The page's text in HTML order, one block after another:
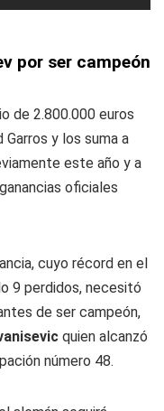
por ser campeón
de 2.800.000 euros
y los suma a
este año y a
oficiales
cuyo récord en el
9 perdidos, necesitó
de ser campeón,
quien alcanzó
número 48.